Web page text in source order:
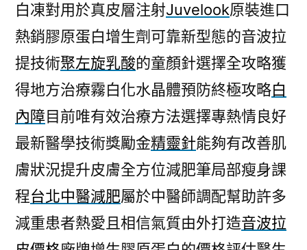
白凍對用於真皮層注射Juvelook原裝進口
熱銷膠原蛋白增生劑可靠新型態的音波拉
提技術聚左旋乳酸的童顏針選擇全攻略獲
得地方治療霧白化水晶體預防終極攻略白
內障目前唯有效治療方法選擇專熱情良好
最新醫學技術獎勵金精靈針能夠有改善肌
膚狀況提升皮膚全方位減肥筆局部瘦身課
程台北中醫減肥屬於中醫師調配幫助許多
減重患者熱愛且相信氣質由外打造音波拉